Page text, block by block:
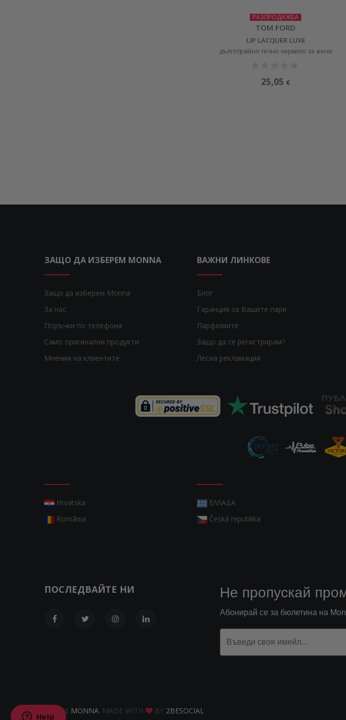
РАЗПРОДАЖБА
TOM FORD
LIP LACQUER LUXE
дълготрайно течно червило за жени
25,05 €
ЗАЩО ДА ИЗБЕРЕМ MONNA
Защо да изберем Monna
За нас
Поръчки по телефона
Само оригинални продукти
Мнения на клиентите
ВАЖНИ ЛИНКОВЕ
Блог
Гаранция за Вашите пари
Парфюмите
Защо да се регистрирам?
Лесна рекламация
Hrvatska
România
ΕΛΛΑΔΑ
Česká republika
ПОСЛЕДВАЙТЕ НИ Не пропускай
Абонирай се за бюлетина на
© 2026 MONNA. MADE WITH BY 2BESOCIAL